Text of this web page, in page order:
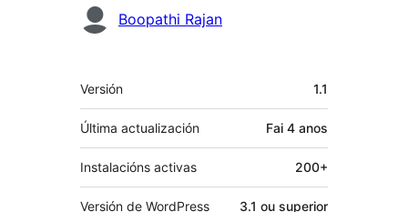
Colaboradores
Boopathi Rajan
Meta
Versión 1.1
Última actualización Fai 4 anos
Instalacións activas 200+
Versión de WordPress 3.1 ou superior